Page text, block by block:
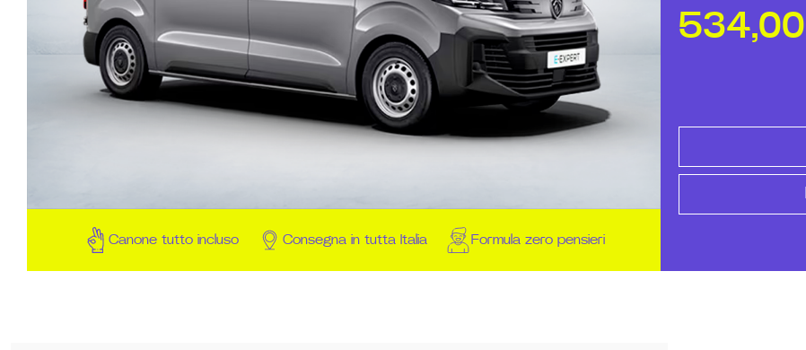
Canone tutto incluso Consegna in tutta Italia Formula zero pensieri
534,00